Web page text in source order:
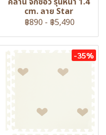
cm. ลาย Star
฿890 - ฿5,490
-35%